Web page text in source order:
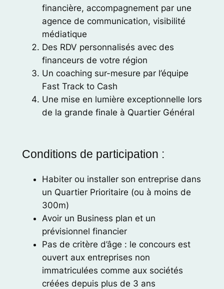
financière, accompagnement par une
agence de communication, visibilité
médiatique
Des RDV personnalisés avec des
financeurs de votre région
Un coaching sur-mesure par l’équipe
Fast Track to Cash
Une mise en lumière exceptionnelle lors
de la grande finale à Quartier Général
Conditions de participation :
Habiter ou installer son entreprise dans
un Quartier Prioritaire (ou à moins de
300m)
Avoir un Business plan et un
prévisionnel financier
Pas de critère d’âge : le concours est
ouvert aux entreprises non
immatriculées comme aux sociétés
créées depuis plus de 3 ans